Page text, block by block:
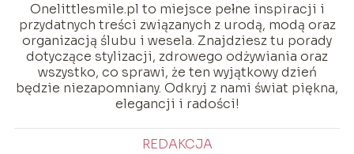
Onelittlesmile.pl to miejsce pełne inspiracji i
przydatnych treści związanych z urodą, modą oraz
organizacją ślubu i wesela. Znajdziesz tu porady
dotyczące stylizacji, zdrowego odżywiania oraz
wszystko, co sprawi, że ten wyjątkowy dzień
będzie niezapomniany. Odkryj z nami świat piękna,
elegancji i radości!
REDAKCJA